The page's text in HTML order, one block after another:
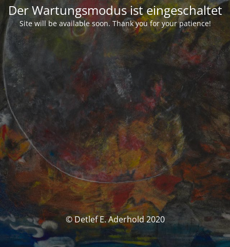
Der Wartungsmodus ist eingeschaltet
Site will be available soon. Thank you for your patience!
© Detlef E. Aderhold 2020